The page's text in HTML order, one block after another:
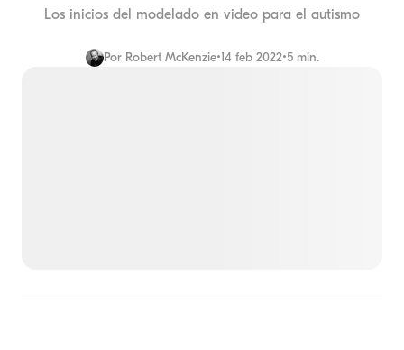
Los inicios del modelado en video para el autismo
Por Robert McKenzie•14 feb 2022•5 min.